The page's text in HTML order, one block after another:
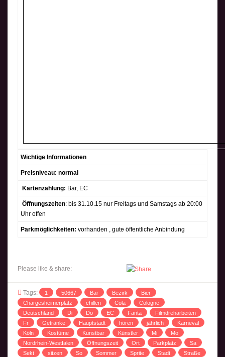
Wichtige Informationen
Preisniveau: normal
Kartenzahlung: Bar, EC
Öffnungszeiten: bis 31.10.15 nur Freitags und Samstags ab 20:00
Uhr offen
Parkmöglichkeiten: vorhanden , gute öffentliche Anbindung
Please like & share:
Tags: 1 50667 Bar Bezirk
Bier
Chargesheimerplatz
chillen Cola
Cologne
Deutschland
Di Do EC Fanta
Filmdreharbeiten
Fr
Getränke Hauptstadt hören jährlich
Karneval
Köln
Kostüme Kunstbar Künstler Mi
Mo
Nordrhein-Westfalen
Öffnungszeit Ort Parkplatz
Sa
Sekt
sitzen So Sommer Sprite Stadt Straße